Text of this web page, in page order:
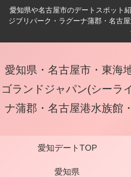
愛知県や名古屋市のデートスポット
ジブリパーク・ラグーナ蒲郡・名古
愛知県・名古屋市・東海
ゴランドジャパン(シーラ
ナ蒲郡・名古屋港水族館
愛知デートTOP
愛知県